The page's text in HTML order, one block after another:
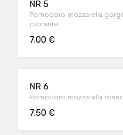
NR 5
Pomodoro mozzarella
piccante
7.00 €
NR 6
Pomodoro mozzarella
7.50 €